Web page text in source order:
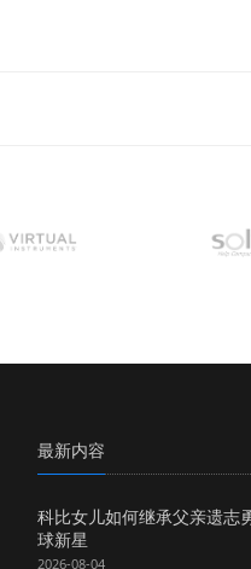
最新内容
科比女儿如何继承父亲遗志
球新星
2026-08-04